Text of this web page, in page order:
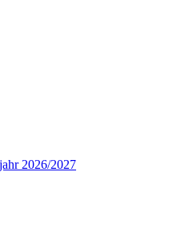
2026/2027